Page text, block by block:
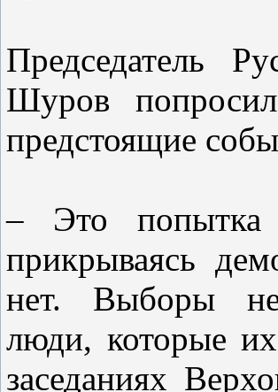
Председатель
Шуров
предстоящие
– Это попытка
прикрываясь
нет. Выборы
люди, которые
заседаниях